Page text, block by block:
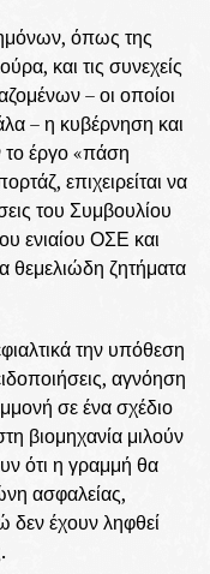
όπως της
και τις συνεχείς
– οι οποίοι
– η κυβέρνηση και
έργο «πάση
επιχειρείται να
του Συμβουλίου
ενιαίου ΟΣΕ και
ζητήματα
την υπόθεση
αγνόηση
σε ένα σχέδιο
βιομηχανία μιλούν
ότι η γραμμή θα
ασφαλείας,
δεν έχουν ληφθεί